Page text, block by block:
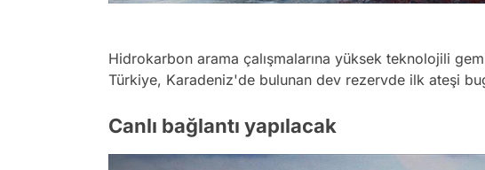
Hidrokarbon arama çalışmalarına yüksek teknolojili
Türkiye, Karadeniz'de bulunan dev rezervde ilk ateşi
Canlı bağlantı yapılacak